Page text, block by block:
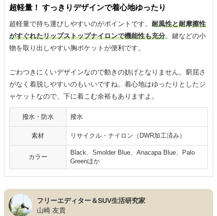
超軽量！ すっきりデザインで着心地ゆったり
超軽量で持ち運びしやすいのがポイントです。 耐風性と耐摩擦性
がすぐれたリップストップナイロンで機能性も充分。鍵などの小
物を取り出しやすい胸ポケットが便利です。
ごわつきにくいデザインなので動きの妨げとなりません。窮屈さ
がなく着脱しやすいのもいいですね。着心地はゆったりとしたジ
ャケットなので、下に着こむ余裕もありますよ。
撥水・防水 撥水
素材 リサイクル・ナイロン（DWR加工済み）
カラー
Black、Smolder Blue、Anacapa Blue、Palo
Greenほか
フリーエディター＆SUV生活研究家
山崎 友貴